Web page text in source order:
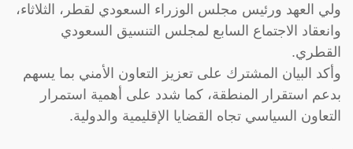
ولي العهد ورئيس مجلس الوزراء السعودي لقطر، الثلاثاء،
وانعقاد الاجتماع السابع لمجلس التنسيق السعودي
القطري.
وأكد البيان المشترك على تعزيز التعاون الأمني بما يسهم
بدعم استقرار المنطقة، كما شدد على أهمية استمرار
التعاون السياسي تجاه القضايا الإقليمية والدولية.